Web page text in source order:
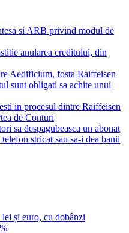
si ARB privind modul de
anularea creditului, din
Aedificium, fosta Raiffeisen
sunt obligati sa achite unui
in procesul dintre Raiffeisen
de Conturi
sa despagubeasca un abonat
stricat sau sa-i dea banii
și euro, cu dobânzi